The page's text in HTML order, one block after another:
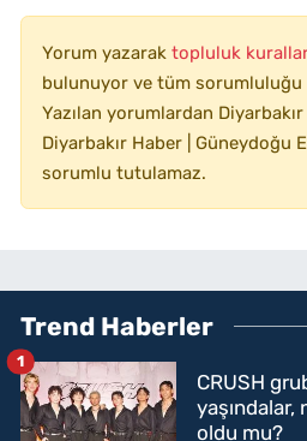
Yorum yazarak topluluk
bulunuyor ve tüm
Yazılan yorumlardan
Diyarbakır Haber | Güneydoğu
sorumlu tutulamaz.
Trend Haberler
CRUSH
oldu mu?
1